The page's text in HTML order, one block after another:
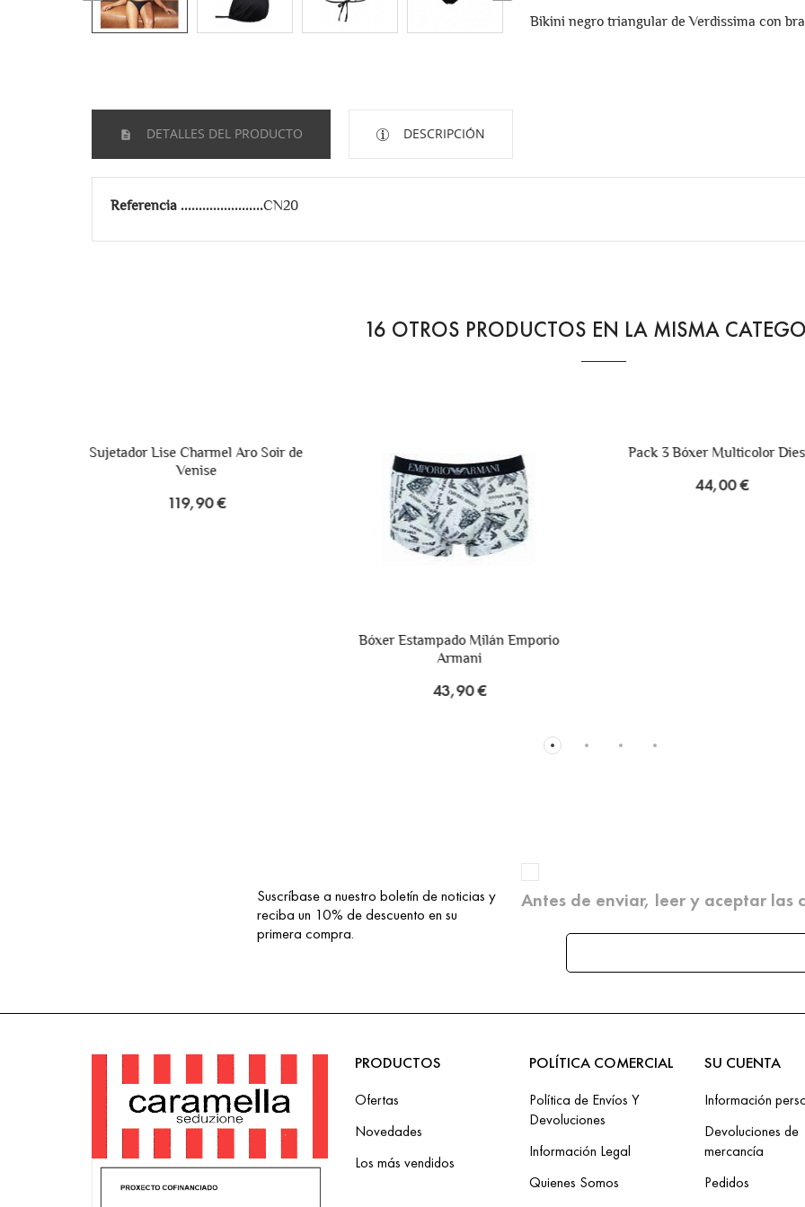
Bikini negro triangular de Verdissima con
DETALLES DEL PRODUCTO DESCRIPCIÓN
Referencia CN20
16 OTROS PRODUCTOS EN LA MISMA
Pack 3 Bóxer Multicolor Diesel
44,00 €
Suscríbase a nuestro boletín de noticias y
reciba un 10% de descuento en su
primera compra.
Antes de enviar, leer y aceptar las
PRODUCTOS
Ofertas
Novedades
Los más vendidos
POLÍTICA COMERCIAL
Política de Envíos Y
Devoluciones
Información Legal
Quienes Somos
SU CUENTA
Información
Devoluciones de
mercancía
Pedidos